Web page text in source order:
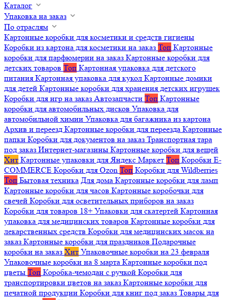
Каталог
Упаковка на заказ
По отраслям
Картонные коробки для косметики и средств гигиены
Коробки из картона для косметики на заказ Топ Картонные
коробки для парфюмерии на заказ Картонные коробки для
детских товаров Топ Картонная упаковка для детского
питания Картонная упаковка для кукол Картонные домики
для детей Картонные коробки для хранения детских игрушек
Коробки для игр на заказ Автозапчасти Топ Картонные
коробки для автомобильных дисков Упаковка для
автомобильной химии Упаковка для багажника из картона
Архив и переезд Картонные коробки для переезда Картонные
папки Коробки для документов на заказ Транспортная тара
под заказ Интернет-магазины Картонные коробки для вещей
Хит Картонные упаковки для Яндекс Маркет Топ Коробки E-
COMMERCE Коробки для Ozon Топ Коробки для Wildberries
Топ Бытовая техника Для дома Картонные коробки для ламп
Картонные коробки для часов Картонные коробочки для
свечей Коробки для осветительных приборов на заказ
Коробки для товаров 18+ Упаковки для скатертей Картонная
упаковка для медицинских товаров Картонные коробки для
лекарственных средств Коробки для медицинских масок на
заказ Картонные коробки для праздников Подарочные
коробки на заказ Хит Упаковочные коробки на 23 февраля
Упаковочные коробки на 8 марта Картонные коробки под
цветы Топ Коробка-чемодан с ручкой Коробки для
транспортировки цветов на заказ Картонные коробки для
печатной продукции Коробки для книг под заказ Товары для